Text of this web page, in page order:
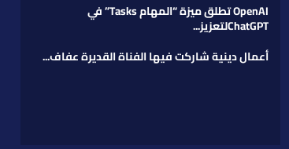
OpenAI تطلق ميزة “المهام Tasks” في
ChatGPTلتعزيز...
أعمال دينية شاركت فيها الفناة القديرة عفاف...